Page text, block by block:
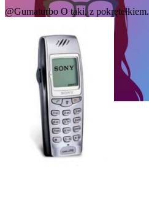
@Gumaturbo O taki, z pokrętełkiem.